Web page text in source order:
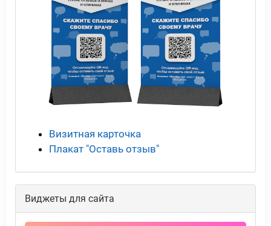
Визитная карточка
Плакат "Оставь отзыв"
Виджеты для сайта